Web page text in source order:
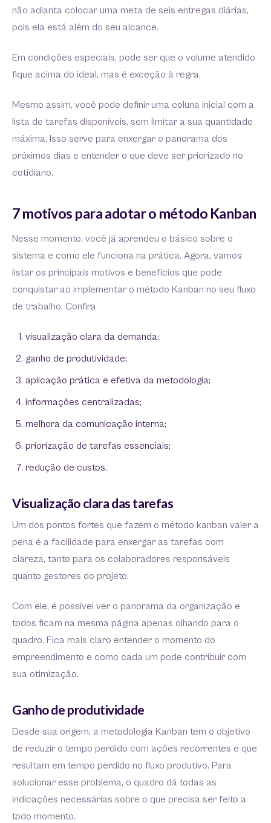
não adianta colocar uma meta de seis entregas diárias,
pois ela está além do seu alcance.
Em condições especiais, pode ser que o volume atendido
fique acima do ideal, mas é exceção à regra.
Mesmo assim, você pode definir uma coluna inicial com a
lista de tarefas disponíveis, sem limitar a sua quantidade
máxima. Isso serve para enxergar o panorama dos
próximos dias e entender o que deve ser priorizado no
cotidiano.
7 motivos para adotar o método Kanban
Nesse momento, você já aprendeu o básico sobre o
sistema e como ele funciona na prática. Agora, vamos
listar os principais motivos e benefícios que pode
conquistar ao implementar o método Kanban no seu fluxo
de trabalho. Confira
visualização clara da demanda;
ganho de produtividade;
aplicação prática e efetiva da metodologia;
informações centralizadas;
melhora da comunicação interna;
priorização de tarefas essenciais;
redução de custos.
Visualização clara das tarefas
Um dos pontos fortes que fazem o método kanban valer a
pena é a facilidade para enxergar as tarefas com
clareza, tanto para os colaboradores responsáveis
quanto gestores do projeto.
Com ele, é possível ver o panorama da organização e
todos ficam na mesma página apenas olhando para o
quadro. Fica mais claro entender o momento do
empreendimento e como cada um pode contribuir com
sua otimização.
Ganho de produtividade
Desde sua origem, a metodologia Kanban tem o objetivo
de reduzir o tempo perdido com ações recorrentes e que
resultam em tempo perdido no fluxo produtivo. Para
solucionar esse problema, o quadro dá todas as
indicações necessárias sobre o que precisa ser feito a
todo momento.